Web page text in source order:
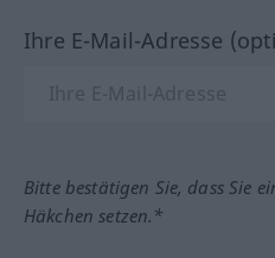
Ihre E-Mail-Adresse
Bitte bestätigen Sie, dass Sie
Häkchen setzen.*